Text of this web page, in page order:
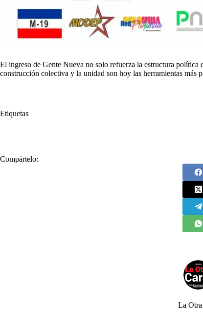
El ingreso de Gente Nueva no solo refuerza la estructura
construcción colectiva y la unidad son hoy las herramientas más
Etiquetas
Compártelo:
La Otra